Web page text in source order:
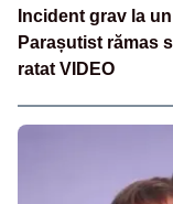
Incident grav la
Parașutist rămas
ratat VIDEO